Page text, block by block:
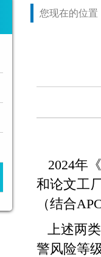
您现在的位置
2024年
和论文工
（结合
上述两
警风险